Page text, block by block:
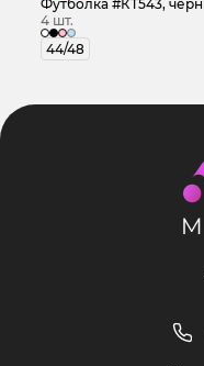
Футболка #КТ543,
4 шт.
44/48